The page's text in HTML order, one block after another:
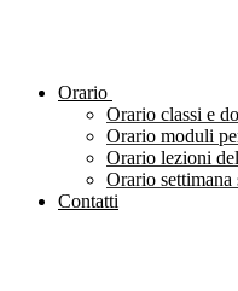
Orario
Orario classi e
Orario moduli
Orario lezioni
Orario settimana
Contatti